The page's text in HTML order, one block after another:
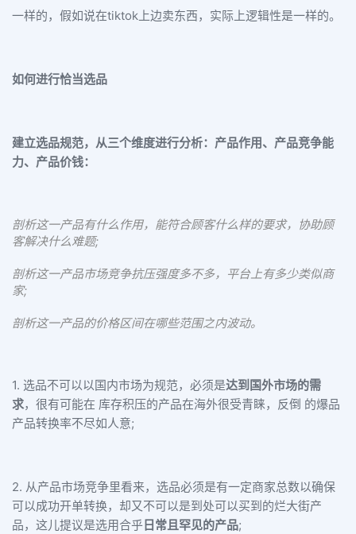
一样的，假如说在tiktok上边卖东西，实际上逻辑性是一样的。
如何进行恰当选品
建立选品规范，从三个维度进行分析：产品作用、产品竞争能
力、产品价钱：
剖析这一产品有什么作用，能符合顾客什么样的要求，协助顾
客解决什么难题;
剖析这一产品市场竞争抗压强度多不多，平台上有多少类似商
家;
剖析这一产品的价格区间在哪些范围之内波动。
1. 选品不可以以国内市场为规范，必须是达到国外市场的需
求，很有可能在 库存积压的产品在海外很受青睐，反倒 的爆品
产品转换率不尽如人意;
2. 从产品市场竞争里看来，选品必须是有一定商家总数以确保
可以成功开单转换，却又不可以是到处可以买到的烂大街产
品，这儿提议是选用合乎日常且罕见的产品;